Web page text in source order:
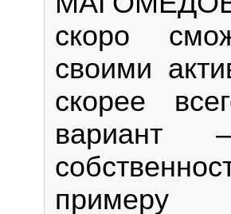
скоро
своими
скорее
вариант